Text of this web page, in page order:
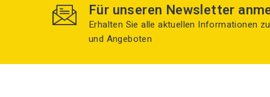
Für unseren Newsletter
Erhalten Sie alle aktuellen Informationen
und Angeboten